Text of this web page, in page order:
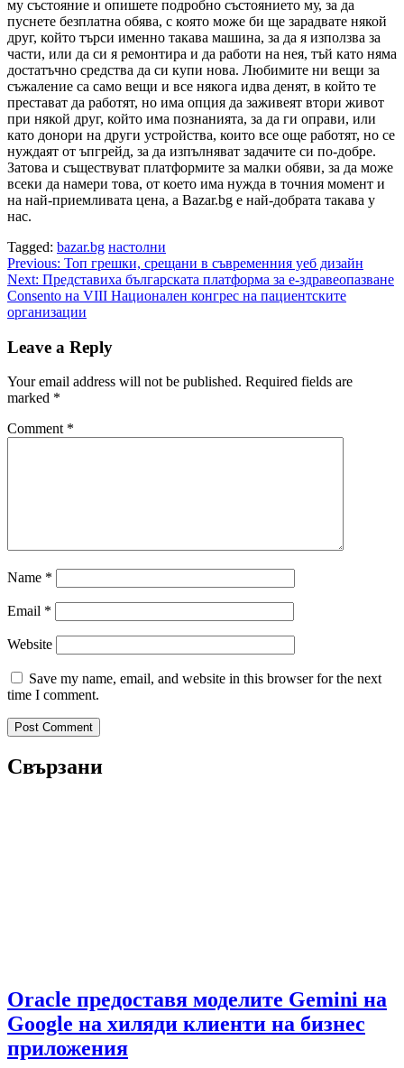
му състояние и опишете подробно състоянието му, за да
пуснете безплатна обява, с която може би ще зарадвате някой
друг, който търси именно такава машина, за да я използва за
части, или да си я ремонтира и да работи на нея, тъй като няма
достатъчно средства да си купи нова. Любимите ни вещи за
съжаление са само вещи и все някога идва денят, в който те
престават да работят, но има опция да заживеят втори живот
при някой друг, който има познанията, за да ги оправи, или
като донори на други устройства, които все още работят, но се
нуждаят от ъпгрейд, за да изпълняват задачите си по-добре.
Затова и съществуват платформите за малки обяви, за да може
всеки да намери това, от което има нужда в точния момент и
на най-приемливата цена, а Bazar.bg е най-добрата такава у
нас.
Tagged: bazar.bg настолни
Post
navigation
Previous: Топ грешки, срещани в съвременния уеб дизайн
Next: Представиха българската платформа за е-здравеопазване
Consento на VIII Национален конгрес на пациентските
организации
Leave a Reply
Your email address will not be published. Required fields are
marked *
Comment *
Name *
Email *
Website
Save my name, email, and website in this browser for the next
time I comment.
Свързани
Oracle предоставя моделите Gemini на
Google на хиляди клиенти на бизнес
приложения